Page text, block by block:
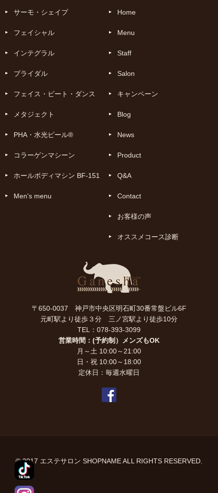
サーモ・シェイプ
フェイシャル
インテグラル
ブライダル
フェイス・ビート・ダンス
メタジェクト
PHA・水光ピール®
コラーゲンマシーン
ホールボディマシン BF-151
Men's menu
Home
Menu
Staff
Salon
キャンペーン
Blog
News
Product
Q&A
Contact
お客様の声
オススメコース診断
〒650-0037 神戸市中央区明石町30番常盤ビル6F
元町駅より徒歩３分 三ノ宮駅より徒歩10分
TEL：078-393-3099
営業時間：(予約制）メンズもOK
月～土 10:00～21:00
日・祝 10:00～18:00
定休日：毎週水曜日
© 2017 エステサロン SHOPNAME ALL RIGHTS RESERVED.